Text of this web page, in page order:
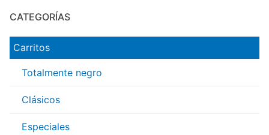
CATEGORÍAS
Carritos
Totalmente negro
Clásicos
Especiales